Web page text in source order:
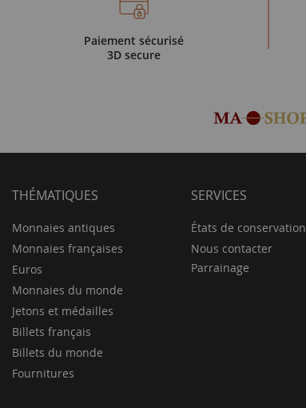
Paiement sécurisé
3D secure
THÉMATIQUES
Monnaies antiques
Monnaies françaises
Euros
Monnaies du monde
Jetons et médailles
Billets français
Billets du monde
Fournitures
SERVICES
États de conservation
Nous contacter
Parrainage